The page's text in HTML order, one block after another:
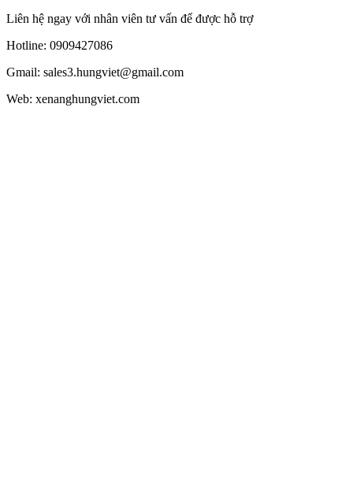
Liên hệ ngay với nhân viên tư vấn để được hỗ trợ
Hotline: 0909427086
Gmail: sales3.hungviet@gmail.com
Web: xenanghungviet.com